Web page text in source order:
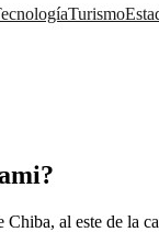
Turismo
al este de la